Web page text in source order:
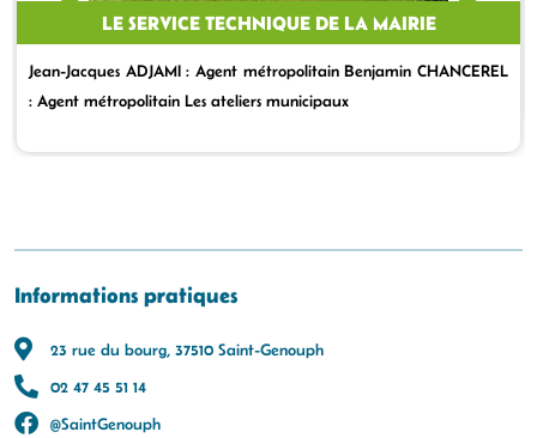
LE SERVICE TECHNIQUE DE LA MAIRIE
Jean-Jacques ADJAMI : Agent métropolitain Benjamin CHANCEREL
: Agent métropolitain Les ateliers municipaux
Informations pratiques
23 rue du bourg, 37510 Saint-Genouph
02 47 45 51 14
@SaintGenouph